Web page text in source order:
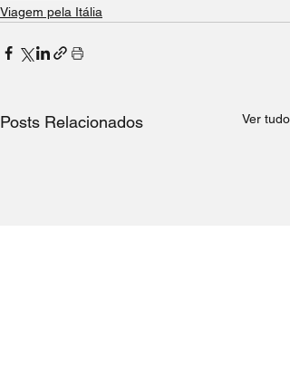
Viagem pela Itália
Posts Relacionados Ver tudo